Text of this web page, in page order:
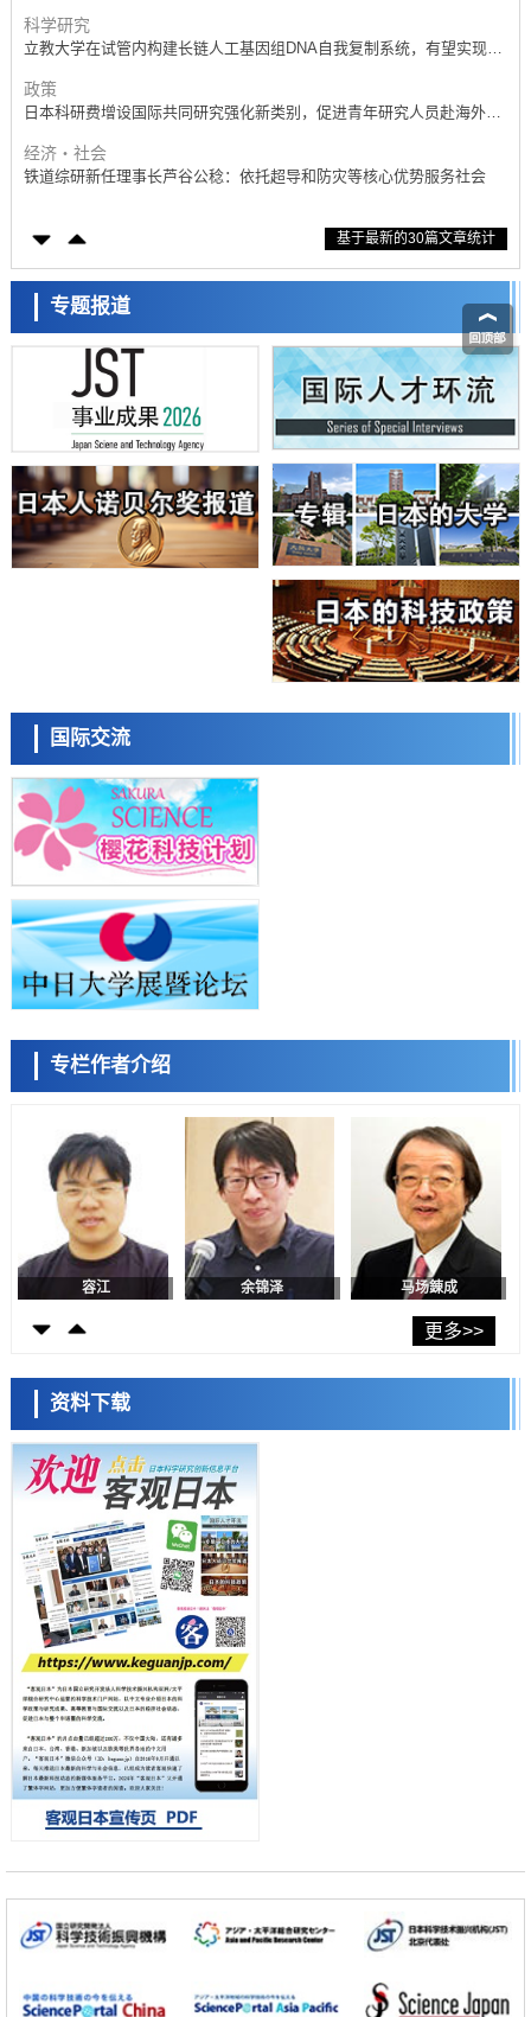
政策
日本科研费增设国际共同研究强化新类别，促进青年研究人员赴海外开
经济・社会
铁道综研新任理事长芦谷公稔：依托超导和防灾等核心优势服务社会
科学研究
东京大学通过叶绿体基因组编辑技术强化碳固定酶，成功提高光合作用
藤田医科大学等成功鉴定出非结核分枝杆菌生存的必需基因，首次揭示
经济・社会
【AI法下篇】如何应对AI的不可控性——中央大学平野晋教授专访
科学研究
日本学术会议：为保持土壤健康应采取哪些措施？探讨土壤保护与强化
的具体对策
科学研究
大阪大学开发基于水氢键网络的温度预测新方法，AI从分子排列信息中
高精度解读
经济・社会
【AI法上篇】如何对“将人生交给AI”保持危机感——中央大学平野晋教
授专访
科学研究
庆应义塾大学阐明脑内“游击手”小胶质细胞包裹保护受损神经细胞的机
制，有望用于开发阿尔茨海默病等疾病疗法
日本东北大学与横滨橡胶全球首次从纳米尺度揭示橡胶—黄铜粘接界面
劣化抑制机制，为提升轮胎安全性与耐久性的材料设计开辟道路
成为新型功能性材料
科学研究
群马大学开发针对难治性癫痫的新型基因疗法，利用超小型GAD67启动
子抑制发作
科学研究
九州大学揭示夜间眼压升高机制：两种激素波动叠加所致
科学研究
东京都产技研采用新手法开发出可稳定工作至300℃的介电材料，已验
证电容器可在汽车发动机等高温环境下工作
经济・社会
日本生成式AI使用者占比一年内翻倍，但与中美德仍有较大差距
政策
日本修订首都直下型地震紧急对策：目标为死亡人数至少减半，重点强
科学研究
福井大学发现细胞记忆过往并抑制反应的机制，阐明即便DNA相同反应
迥异之谜
神户大学确认口服癌症疫苗B440单药给药的安全性，在转移性尿路上皮
癌患者中开展临床试验
政策
日本发布《令和8年版科学技术与创新白皮书》，解读第七期基本计划
首年度政策方向
科学研究
东京大学发现可诱导细胞死亡的新型信使物质
科学研究
东京都健康长寿医疗中心跨器官揭示衰老过程中的糖链变化
产总研无需石油利用松脂制备石墨前驱体，可作为电池电极材料
科学研究
东京大学和海上保安厅等发现南海海槽沿线板块边界锁定状态存在区域
差异
政策
日本第2次医疗研究开发调整费，根据一线实际情况和需求分配99.3亿
日元
科学研究
千叶大学鉴定出导致难治性疾病“肺高血压症”恶化的蛋白质“MYL9/12”，
会引发血管结构恶化
科学研究
京都大学高效生成光的构成单元“光子”，可应用于量子计算机
科学研究
开发出300亿年仅误差1秒的光晶格钟，构建网络将其打造为下一代社会
基础设施
经济・社会
日本成立“以人为本AI联盟”——力争借助AI拓展社会公众创造力，依托
产学合作推进研发
科学研究
立教大学在试管内构建长链人工基因组DNA自我复制系统，有望实现携
带大量基因的人工细胞
政策
展研究
科学研究
基于最新的30篇文章统计
专题报道
国际交流
专栏作者介绍
日本科学未来馆 科学交
陈小牧
容江 余锦泽 马场錬成
日本科学未来馆 科学交
小岩井忠道 泷川 进
更多>>
资料下载